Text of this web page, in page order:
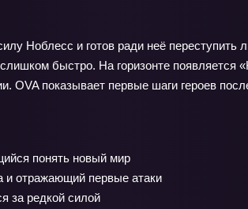
Ноблесс и готов ради неё
быстро. На горизонте появляется
OVA показывает первые шаги героев
понять новый мир
и отражающий первые атаки
за редкой силой